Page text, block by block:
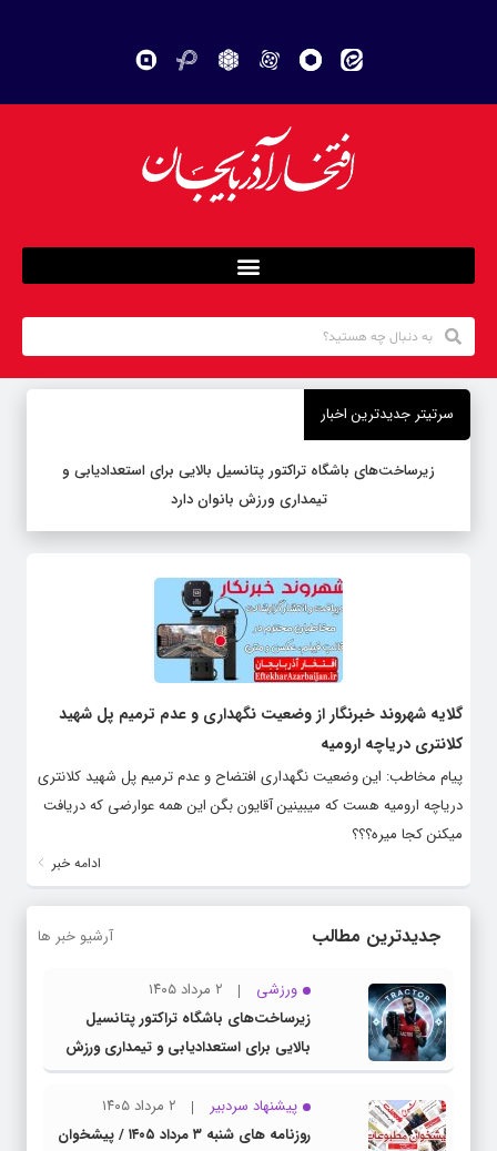
سرتیتر جدیدترین اخبار
زیرساخت‌های باشگاه تراکتور پتانسیل بالایی برای استعدادیابی و
تیمداری ورزش بانوان دارد
گلایه شهروند خبرنگار از وضعیت نگهداری و عدم ترمیم پل شهید
کلانتری دریاچه ارومیه
پیام مخاطب: این وضعیت نگهداری افتضاح و عدم ترمیم پل شهید کلانتری
دریاچه ارومیه هست که میبینین آقایون بگن این همه عوارضی که دریافت
میکنن کجا میره؟؟؟
ادامه خبر
جدیدترین مطالب آرشیو خبر ها
ورزشی
۲ مرداد ۱۴۰۵
زیرساخت‌های باشگاه تراکتور پتانسیل
بالایی برای استعدادیابی و تیمداری ورزش
بانوان دارد
پیشنهاد سردبیر
۲ مرداد ۱۴۰۵
روزنامه های شنبه ۳ مرداد ۱۴۰۵ / پیشخوان